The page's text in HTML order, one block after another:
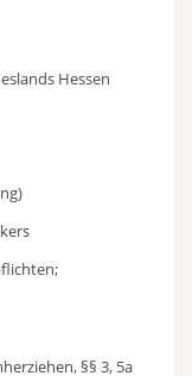
Hessen
§§ 3, 5a